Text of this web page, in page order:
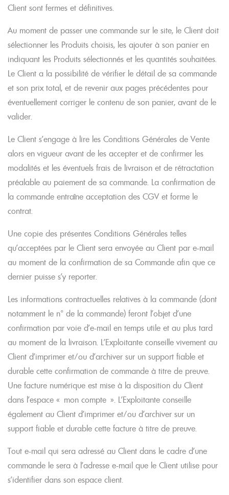
Client sont fermes et définitives.
Au moment de passer une commande sur le site, le Client doit
sélectionner les Produits choisis, les ajouter à son panier en
indiquant les Produits sélectionnés et les quantités souhaitées.
Le Client a la possibilité de vérifier le détail de sa commande
et son prix total, et de revenir aux pages précédentes pour
éventuellement corriger le contenu de son panier, avant de le
valider.
Le Client s’engage à lire les Conditions Générales de Vente
alors en vigueur avant de les accepter et de confirmer les
modalités et les éventuels frais de livraison et de rétractation
préalable au paiement de sa commande. La confirmation de
la commande entraîne acceptation des CGV et forme le
contrat.
Une copie des présentes Conditions Générales telles
qu’acceptées par le Client sera envoyée au Client par e-mail
au moment de la confirmation de sa Commande afin que ce
dernier puisse s’y reporter.
Les informations contractuelles relatives à la commande (dont
notamment le n° de la commande) feront l’objet d’une
confirmation par voie d’e-mail en temps utile et au plus tard
au moment de la livraison. L’Exploitante conseille vivement au
Client d’imprimer et/ou d’archiver sur un support fiable et
durable cette confirmation de commande à titre de preuve.
Une facture numérique est mise à la disposition du Client
dans l’espace « mon compte ». L’Exploitante conseille
également au Client d’imprimer et/ou d’archiver sur un
support fiable et durable cette facture à titre de preuve.
Tout e-mail qui sera adressé au Client dans le cadre d’une
commande le sera à l’adresse e-mail que le Client utilise pour
s’identifier dans son espace client.